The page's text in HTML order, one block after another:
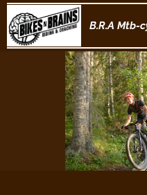
B.R.A Mtb-